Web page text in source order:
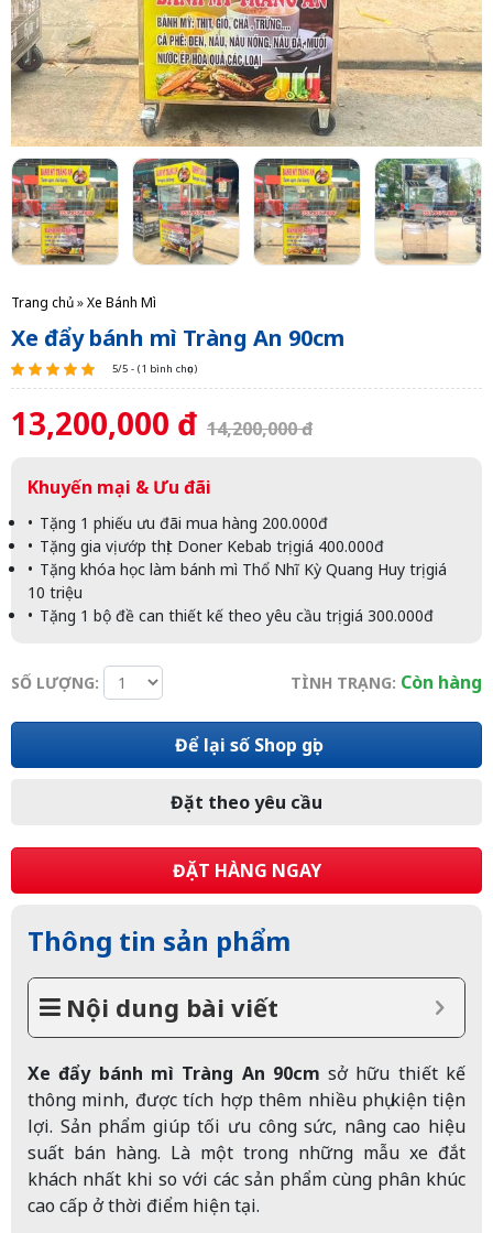
Trang chủ»Xe Bánh Mì
Xe đẩy bánh mì Tràng An 90cm
5/5 - (1 bình chọn)
13,200,000 đ 14,200,000 đ
Khuyến mại & Ưu đãi
Tặng 1 phiếu ưu đãi mua hàng 200.000đ
Tặng gia vị ướp thịt Doner Kebab trị giá 400.000đ
Tặng khóa học làm bánh mì Thổ Nhĩ Kỳ Quang Huy trị giá
10 triệu
Tặng 1 bộ đề can thiết kế theo yêu cầu trị giá 300.000đ
SỐ LƯỢNG: TÌNH TRẠNG: Còn hàng
Để lại số Shop gọi
Đặt theo yêu cầu
ĐẶT HÀNG NGAY
Thông tin sản phẩm
Nội dung bài viết
Xe đẩy bánh mì Tràng An 90cm sở hữu thiết kế
thông minh, được tích hợp thêm nhiều phụ kiện tiện
lợi. Sản phẩm giúp tối ưu công sức, nâng cao hiệu
suất bán hàng. Là một trong những mẫu xe đắt
khách nhất khi so với các sản phẩm cùng phân khúc
cao cấp ở thời điểm hiện tại.